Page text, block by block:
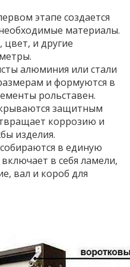
этапе создается
материалы.
и другие
алюминия или стали
и формуются в
рольставен.
защитным
коррозию и
изделия.
в единую
в себя ламели,
вал и короб для